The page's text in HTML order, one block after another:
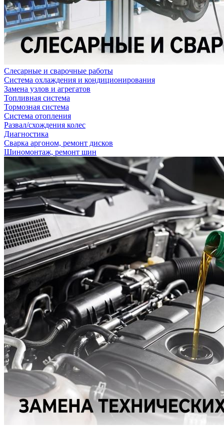
Слесарные и сварочные работы
Система охлаждения и кондиционирования
Замена узлов и агрегатов
Топливная система
Тормозная система
Система отопления
Развал/схождения колес
Диагностика
Сварка аргоном, ремонт дисков
Шиномонтаж, ремонт шин